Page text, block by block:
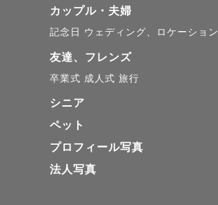
カップル・夫婦
記念日 ウェディング、ロケーショ
友達、フレンズ
卒業式 成人式 旅行
シニア
ペット
プロフィール写真
法人写真